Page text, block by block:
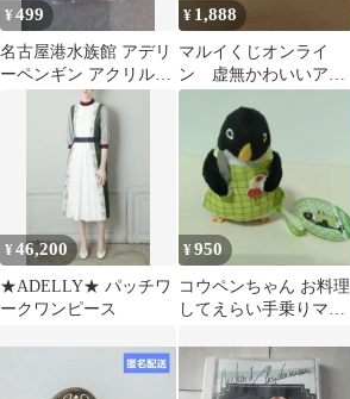
¥499
名古屋港水族館 アデリ
ーペンギン アクリルキ
ーホルダー
¥ 1,888
マルイくじオンライ
ン 虚無かわいいアデ
リーペンギン アクリ
ルチャーム
¥46,200
★ADELLY★ パッチワ
ークワンピース
¥950
コウペンちゃん お料理
してえらい手乗りマス
【新品 紙タグ付】